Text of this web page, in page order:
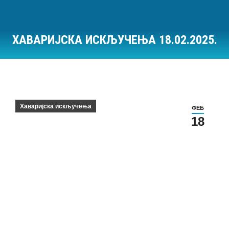
ХАВАРИЈСКА ИСКЉУЧЕЊА 18.02.2025.
ФЕБ
18
Хаваријска искључења